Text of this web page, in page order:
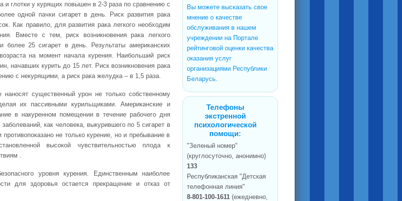
Вы можете высказать свое
мнение о качестве
обслуживания в нашем
учреждении на Портале
рейтинговой оценки качества
оказания услуг
организациями Республики
Беларусь.
Телефоны
экстренной
психологической
помощи:
"Зеленый номер"
(круглосуточно, анонимно)
133
Республиканская "Детская
телефонная линия"
8-801-100-1611(ежедневно,
и глотки у курящих повышен в 2-3 раза по сравнению с
одной пачки сигарет в день. Риск развития рака
Как правило, для развития рака легкого необходим
Вместе с тем, риск возникновения рака легкого
более 25 сигарет в день. Результаты американских
на момент начала курения. Наибольший риск
начавших курить до 15 лет. Риск возникновения рака
с некурящими, а риск рака желудка – в 1,5 раза.
существенный урон не только собственному
их пассивными курильщиками. Американские и
в накуренном помещении в течение рабочего дня
как человека, выкурившего по 5 сигарет в
не только курение, но и пребывание в
высокой чувствительностью плода к
.
уровня курения. Единственным наиболее
для здоровья остается прекращение и отказ от